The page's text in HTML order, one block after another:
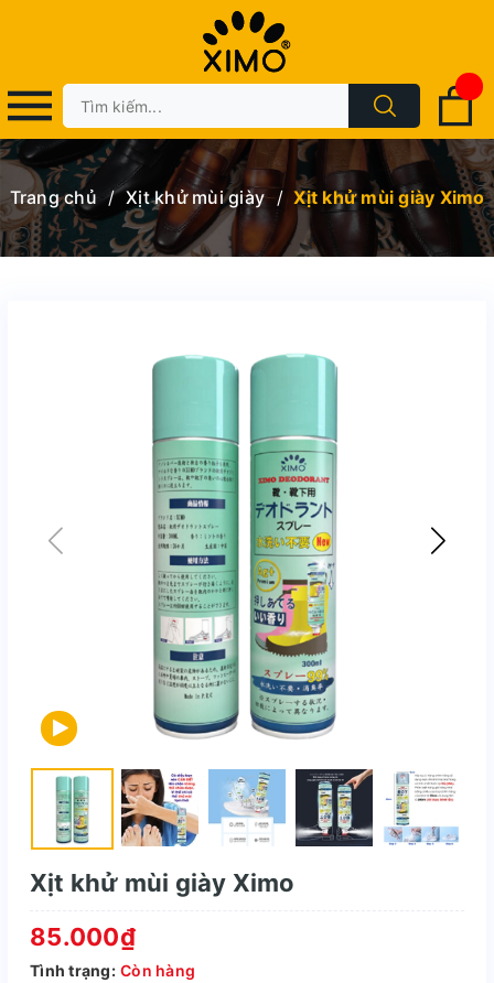
Trang chủ / Xịt khử mùi giày / Xịt khử mùi giày Ximo
Xịt khử mùi giày Ximo
85.000₫
Tình trạng: Còn hàng